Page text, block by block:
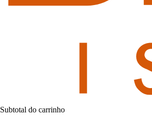
Subtotal do carrinho